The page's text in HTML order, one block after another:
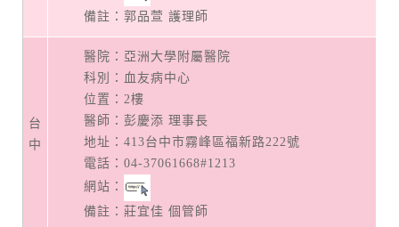
備註：郭品萱 護理師
台
中
醫院：亞洲大學附屬醫院
科別：血友病中心
位置：2樓
醫師：彭慶添 理事長
地址： 413台中市霧峰區福新路222號
電話： 04-37061668#1213
網站：
備註：莊宜佳 個管師